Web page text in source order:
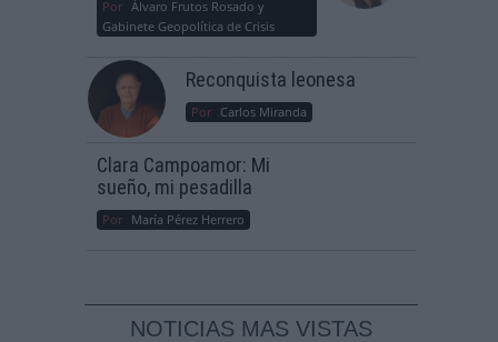
Por Álvaro Frutos Rosado y
Gabinete Geopolítica de Crisis
Reconquista leonesa
Por Carlos Miranda
Clara Campoamor: Mi
sueño, mi pesadilla
Por María Pérez Herrero
NOTICIAS MAS VISTAS